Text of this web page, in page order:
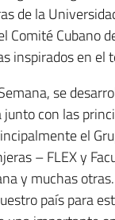
de la
Comité Cubano
inspirados en el
se
con las
el
– FLEX y
y muchas
país para